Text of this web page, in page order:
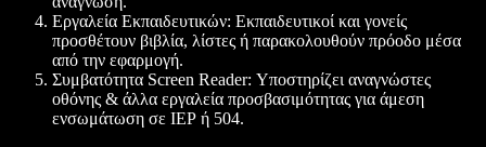
Εργαλεία Εκπαιδευτικών: Εκπαιδευτικοί και γονείς
προσθέτουν βιβλία, λίστες ή παρακολουθούν πρόοδο μέσα
από την εφαρμογή.
Συμβατότητα Screen Reader: Υποστηρίζει αναγνώστες
οθόνης & άλλα εργαλεία προσβασιμότητας για άμεση
ενσωμάτωση σε ΙΕΡ ή 504.